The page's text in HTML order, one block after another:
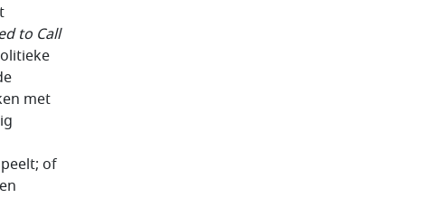
to Call
met
of